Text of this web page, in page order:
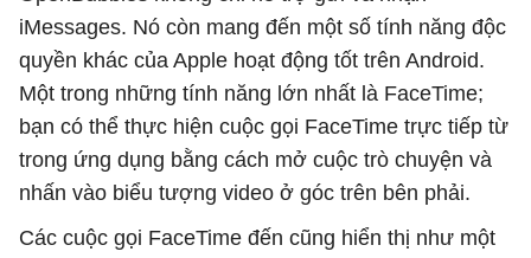
iMessages. Nó còn mang đến một số tính năng độc
quyền khác của Apple hoạt động tốt trên Android.
Một trong những tính năng lớn nhất là FaceTime;
bạn có thể thực hiện cuộc gọi FaceTime trực tiếp từ
trong ứng dụng bằng cách mở cuộc trò chuyện và
nhấn vào biểu tượng video ở góc trên bên phải.
Các cuộc gọi FaceTime đến cũng hiển thị như một